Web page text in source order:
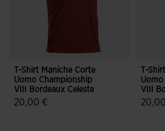
T-Shirt Maniche Corte
Uomo Championship
VIII Bordeaux Celeste
20,00 €
T-
VIII